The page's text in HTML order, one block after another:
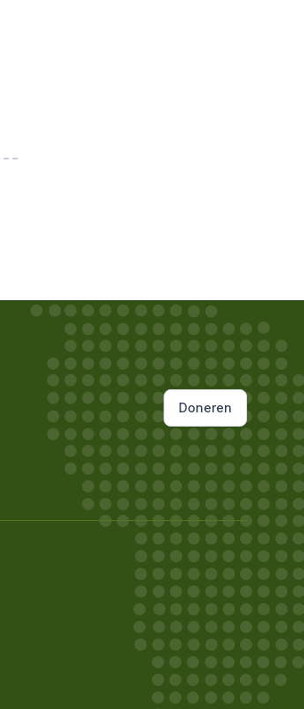
Doneren